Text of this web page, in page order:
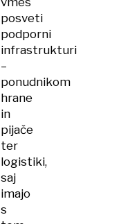
posveti
podporni
infrastrukturi
–
ponudnikom
hrane
in
pijače
ter
logistiki,
saj
imajo
s